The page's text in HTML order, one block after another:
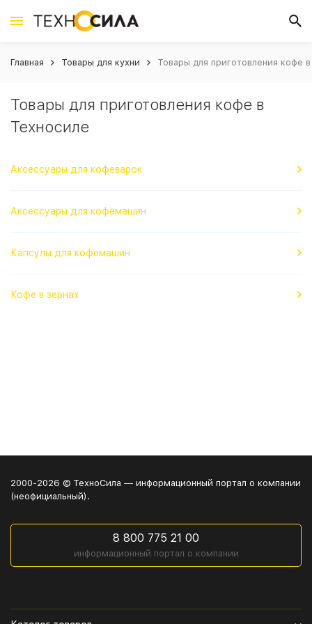
Главная Товары для кухни Товары для приготовления кофе
Товары для приготовления кофе в
Техносиле
Аксессуары для кофеварок
Аксессуары для кофемашин
Капсулы для кофемашин
Кофе в зернах
2000-2026 © ТехноСила — информационный портал о компании
(неофициальный).
8 800 775 21 00
информационный портал о компании